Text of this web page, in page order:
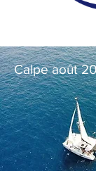
Calpe août